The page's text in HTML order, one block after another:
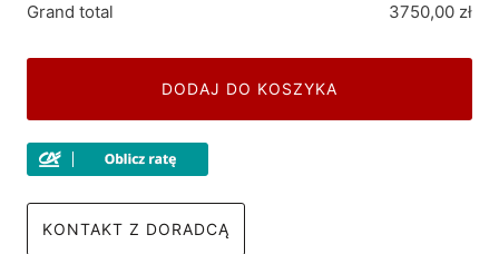
Grand total
3750,00 zł
DODAJ DO KOSZYKA
KONTAKT Z DORADCĄ